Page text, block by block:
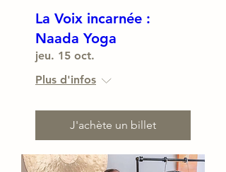
La Voix incarnée :
Naada Yoga
jeu. 15 oct.
Plus d'infos
J'achète un billet